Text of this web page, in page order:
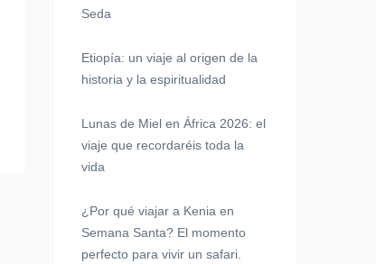
Seda
Etiopía: un viaje al origen de la
historia y la espiritualidad
Lunas de Miel en África 2026: el
viaje que recordaréis toda la
vida
¿Por qué viajar a Kenia en
Semana Santa? El momento
perfecto para vivir un safari.